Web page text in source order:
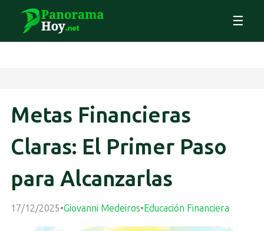
☰
Metas Financieras
Claras: El Primer Paso
para Alcanzarlas
17/12/2025•Giovanni Medeiros•Educación Financiera